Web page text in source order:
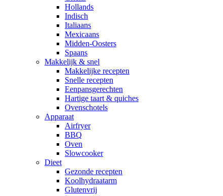
Hollands
Indisch
Italiaans
Mexicaans
Midden-Oosters
Spaans
Makkelijk & snel
Makkelijke recepten
Snelle recepten
Eenpansgerechten
Hartige taart & quiches
Ovenschotels
Apparaat
Airfryer
BBQ
Oven
Slowcooker
Dieet
Gezonde recepten
Koolhydraatarm
Glutenvrij